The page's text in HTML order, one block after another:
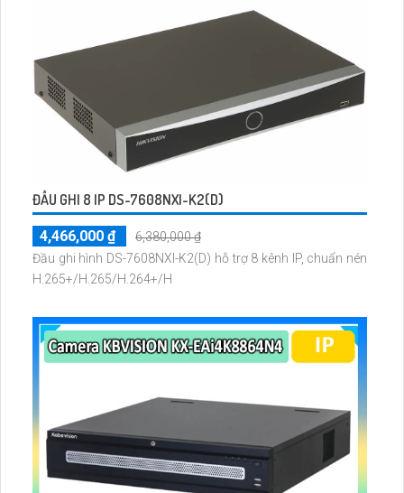
ĐẦU GHI 8 IP DS-7608NXI-K2(D)
4,466,000 ₫
6,380,000 ₫
Đầu ghi hình DS-7608NXI-K2(D) hỗ trợ 8 kênh IP, chuẩn nén
H.265+/H.265/H.264+/H